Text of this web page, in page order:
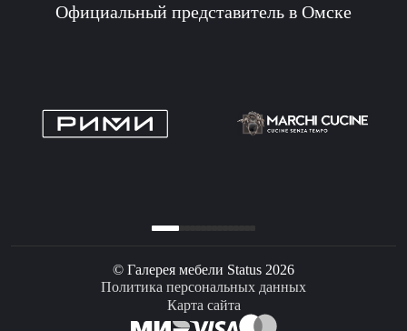
Официальный представитель в Омске
© Галерея мебели Status 2026
Политика персональных данных
Карта сайта